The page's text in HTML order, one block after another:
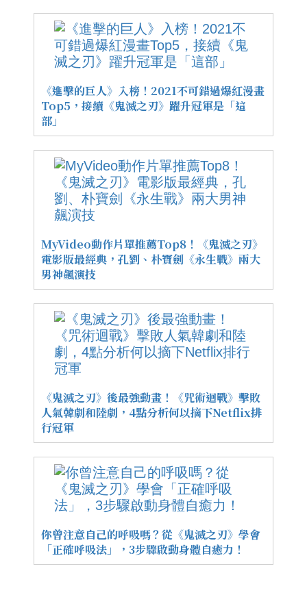
《進擊的巨人》入榜！2021不可錯過爆紅漫畫
Top5，接續《鬼滅之刃》躍升冠軍是「這
部」
MyVideo動作片單推薦Top8！《鬼滅之刃》
電影版最經典，孔劉、朴寶劍《永生戰》兩大
男神飆演技
《鬼滅之刃》後最強動畫！《咒術迴戰》擊敗
人氣韓劇和陸劇，4點分析何以摘下Netflix排
行冠軍
你曾注意自己的呼吸嗎？從《鬼滅之刃》學會
「正確呼吸法」，3步驟啟動身體自癒力！